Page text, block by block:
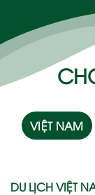
VIỆT NAM
DU LỊCH VIỆT